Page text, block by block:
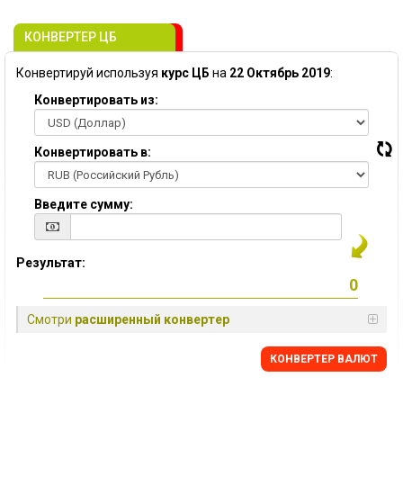
КОНВЕРТЕР ЦБ
Конвертируй используя курс ЦБ на 22 Октябрь 2019:
Конвертировать из:
Конвертировать в:
Введите сумму:
Результат:
Смотри расширенный конвертер
КОНВЕРТЕР ВАЛЮТ